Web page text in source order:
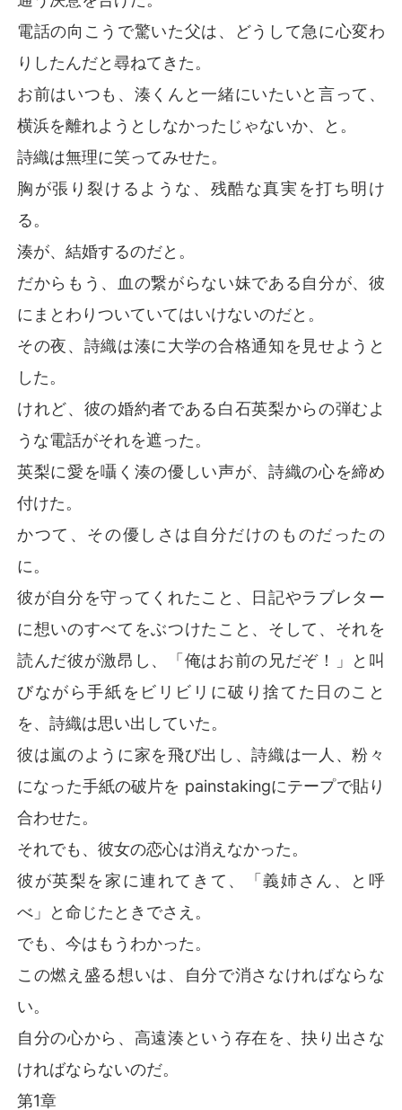
た。
かつて、その優しさは自分だけのものだったのに。
彼が自分を守ってくれたこと、日記やラブレターに想い
のすべてをぶつけたこと、そして、それを読んだ彼が激
昂し、「俺はお前の兄だぞ！」と叫びながら手紙をビリ
ビリに破り捨てた日のことを、詩織は思い出していた。
彼は嵐のように家を飛び出し、詩織は一人、粉々になっ
た手紙の破片を painstakingにテープで貼り合わせた。
それでも、彼女の恋心は消えなかった。
彼が英梨を家に連れてきて、「義姉さん、と呼べ」と命
じたときでさえ。
でも、今はもうわかった。
この燃え盛る想いは、自分で消さなければならない。
自分の心から、高遠湊という存在を、抉り出さなければ
電話の向こうで驚いた父は、どうして急に心変わ
りしたんだと尋ねてきた。
お前はいつも、湊くんと一緒にいたいと言って、
横浜を離れようとしなかったじゃないか、と。
詩織は無理に笑ってみせた。
胸が張り裂けるような、残酷な真実を打ち明け
る。
湊が、結婚するのだと。
だからもう、血の繋がらない妹である自分が、彼
にまとわりついていてはいけないのだと。
その夜、詩織は湊に大学の合格通知を見せようと
した。
けれど、彼の婚約者である白石英梨からの弾むよ
うな電話がそれを遮った。
英梨に愛を囁く湊の優しい声が、詩織の心を締め
付けた。
かつて、その優しさは自分だけのものだったの
に。
彼が自分を守ってくれたこと、日記やラブレター
に想いのすべてをぶつけたこと、そして、それを
読んだ彼が激昂し、「俺はお前の兄だぞ！」と叫
びながら手紙をビリビリに破り捨てた日のこと
を、詩織は思い出していた。
彼は嵐のように家を飛び出し、詩織は一人、粉々
になった手紙の破片を painstakingにテープで貼り
合わせた。
それでも、彼女の恋心は消えなかった。
彼が英梨を家に連れてきて、「義姉さん、と呼
べ」と命じたときでさえ。
でも、今はもうわかった。
この燃え盛る想いは、自分で消さなければならな
い。
自分の心から、高遠湊という存在を、抉り出さな
ければならないのだ。
第1章